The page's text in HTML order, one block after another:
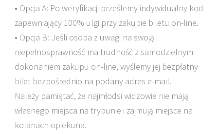
• Opcja A: Po weryfikacji prześlemy indywidualny kod
zapewniający 100% ulgi przy zakupie biletu on-line.
• Opcja B: Jeśli osoba z uwagi na swoją
niepełnosprawność ma trudność z samodzielnym
dokonaniem zakupu on-line, wyślemy jej bezpłatny
bilet bezpośrednio na podany adres e-mail.
Należy pamiętać, że najmłodsi widzowie nie mają
własnego miejsca na trybunie i zajmują miejsce na
kolanach opiekuna.